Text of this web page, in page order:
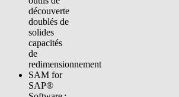
découverte
doublés de
solides
capacités
de
redimensionnement
SAM for
SAP®